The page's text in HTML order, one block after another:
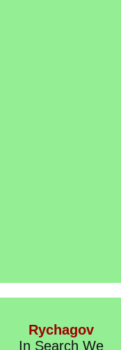
Rychagov
In Search We